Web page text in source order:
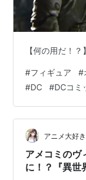
【何の用だ！？】
#フィギュア #
#DC #DCコミ
アニメ大好
アメコミのヴ
に！？『異世